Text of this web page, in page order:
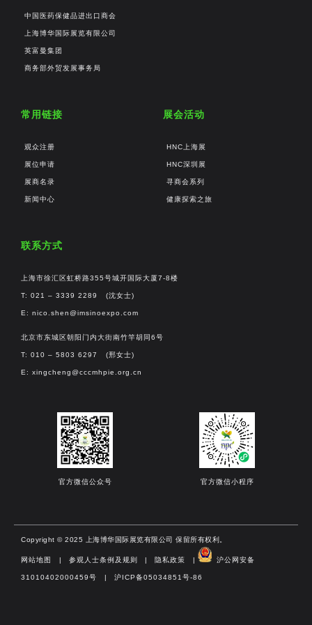
中国医药保健品进出口商会
上海博华国际展览有限公司
英富曼集团
商务部外贸发展事务局
常用链接
观众注册
展位申请
展商名录
新闻中心
展会活动
HNC上海展
HNC深圳展
寻商会系列
健康探索之旅
联系方式
上海市徐汇区虹桥路355号城开国际大厦7-8楼
T: 021 – 3339 2289 (沈女士)
E: nico.shen@imsinoexpo.com
北京市东城区朝阳门内大街南竹竿胡同6号
T: 010 – 5803 6297 (邢女士)
E: xingcheng@cccmhpie.org.cn
官方微信公众号 官方微信小程序
Copyright © 2025 上海博华国际展览有限公司 保留所有权利。
网站地图 | 参观人士条例及规则 | 隐私政策 | 沪公网安备
31010402000459号​ | 沪ICP备05034851号-86